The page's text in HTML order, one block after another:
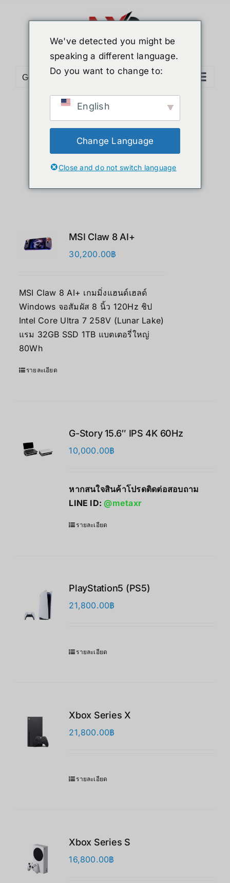
Go to...
Sort byPrice
Show36 Products
MSI Claw 8 AI+
30,200.00฿
MSI Claw 8 AI+ เกมมิ่งแฮนด์เฮลด์
Windows จอสัมผัส 8 นิ้ว 120Hz ชิป
Intel Core Ultra 7 258V (Lunar Lake)
แรม 32GB SSD 1TB แบตเตอรี่ใหญ่
80Wh
รายละเอียด
G-Story 15.6″ IPS 4K 60Hz
10,000.00฿
หากสนใจสินค้าโปรดติดต่อสอบถาม
LINE ID:@metaxr
รายละเอียด
PlayStation5 (PS5)
21,800.00฿
รายละเอียด
Xbox Series X
21,800.00฿
รายละเอียด
Xbox Series S
16,800.00฿
We've detected you might be
speaking a different language.
Do you want to change to:
English
Change Language
Close and do not switch language